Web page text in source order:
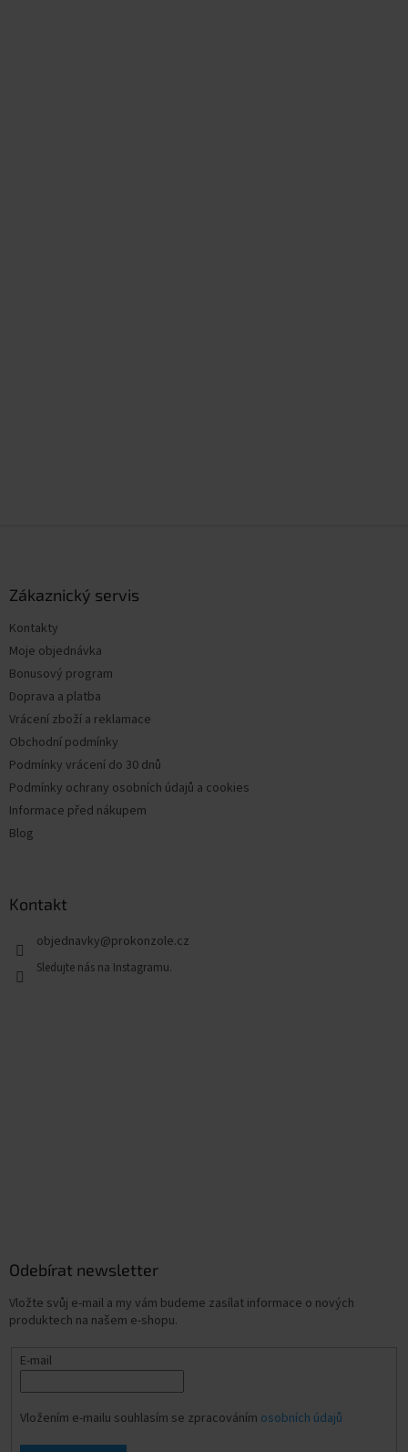
Zákaznický servis
Kontakty
Moje objednávka
Bonusový program
Doprava a platba
Vrácení zboží a reklamace
Obchodní podmínky
Podmínky vrácení do 30 dnů
Podmínky ochrany osobních údajů a cookies
Informace před nákupem
Blog
Kontakt
objednavky@prokonzole.cz
Odebírat newsletter
Vložte svůj e-mail a my vám budeme zasílat informace o nových
produktech na našem e-shopu.
E-mail
Vložením e-mailu souhlasím se zpracováním osobních údajů